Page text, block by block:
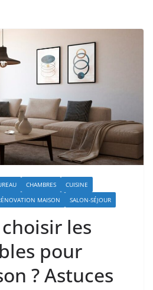
CHAMBRES
CUISINE
MAISON SALON-SÉJOUR
les
pour
? Astuces